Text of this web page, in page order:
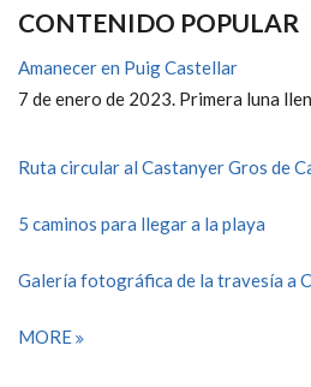
CONTENIDO POPULAR
Amanecer en Puig Castellar
7 de enero de 2023. Primera luna
Ruta circular al Castanyer Gros de
5 caminos para llegar a la playa
Galería fotográfica de la travesía a
MORE